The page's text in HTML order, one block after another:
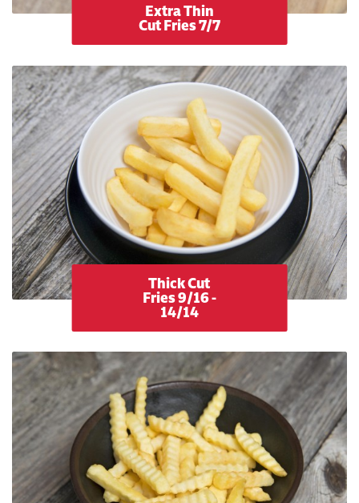
Extra Thin
Cut Fries 7/7
Thick Cut
Fries 9/16 -
14/14